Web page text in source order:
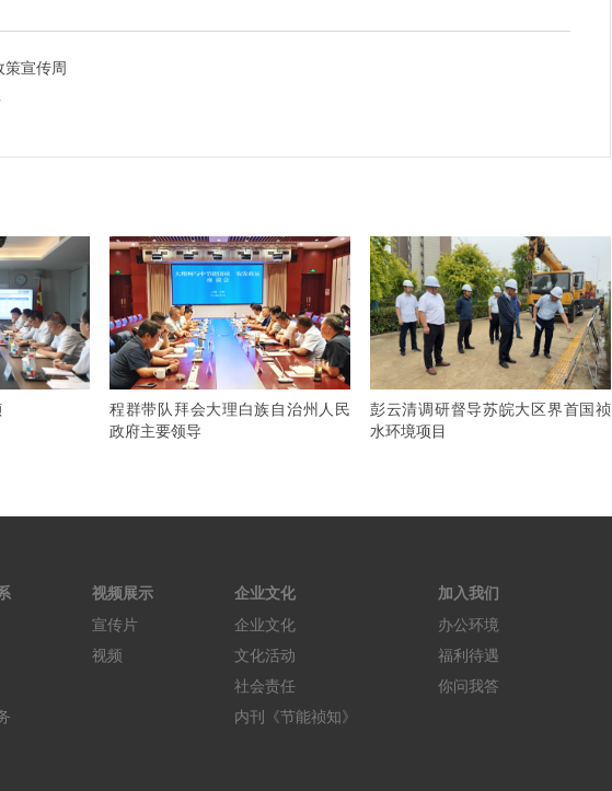
宣传周
程群带队拜会大理白族自治州人民
政府主要领导
彭云清调研督导苏皖大区界首国祯
水环境项目
视频展示
宣传片
视频
企业文化
企业文化
文化活动
社会责任
内刊《节能祯知》
加入我们
办公环境
福利待遇
你问我答